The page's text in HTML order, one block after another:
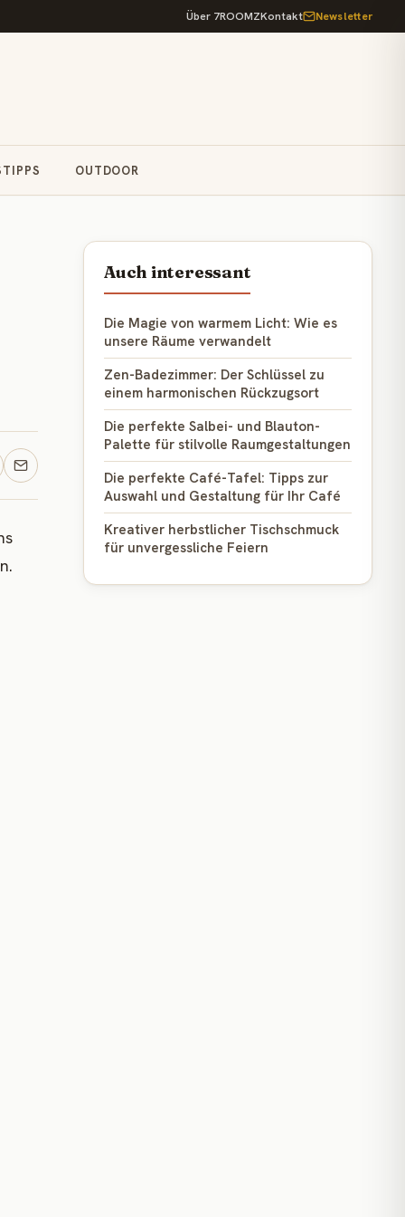
Über 7ROOMZKontakt Newsletter
OUTDOOR
Auch interessant
Die Magie von warmem Licht: Wie es
unsere Räume verwandelt
Zen-Badezimmer: Der Schlüssel zu
einem harmonischen Rückzugsort
Die perfekte Salbei- und Blauton-
Palette für stilvolle Raumgestaltungen
Die perfekte Café-Tafel: Tipps zur
Auswahl und Gestaltung für Ihr Café
Kreativer herbstlicher Tischschmuck
für unvergessliche Feiern